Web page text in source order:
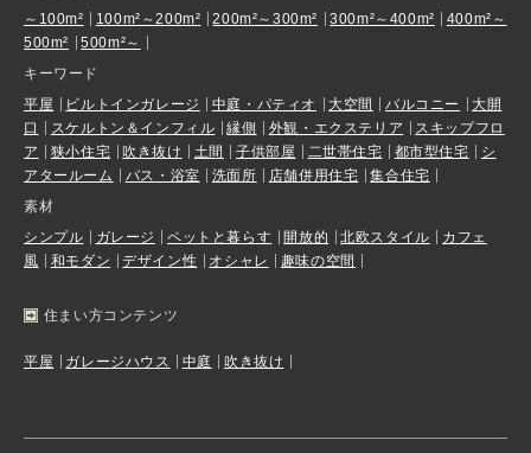
～100m²
100m²～200m² 200m²～300m² 300m²～400m²
400m²～
500m²
500m²～
キーワード
平屋
ビルトインガレージ 中庭・パティオ 大空間 バルコニー
大開
口
スケルトン＆インフィル 縁側 外観・エクステリア
スキップフロ
ア
狭小住宅 吹き抜け 土間 子供部屋 二世帯住宅 都市型住宅
シ
アタールーム
バス・浴室 洗面所 店舗併用住宅
集合住宅
素材
シンプル
ガレージ ペットと暮らす 開放的 北欧スタイル
カフェ
風
和モダン デザイン性 オシャレ 趣味の空間
住まい方コンテンツ
平屋 ガレージハウス 中庭 吹き抜け